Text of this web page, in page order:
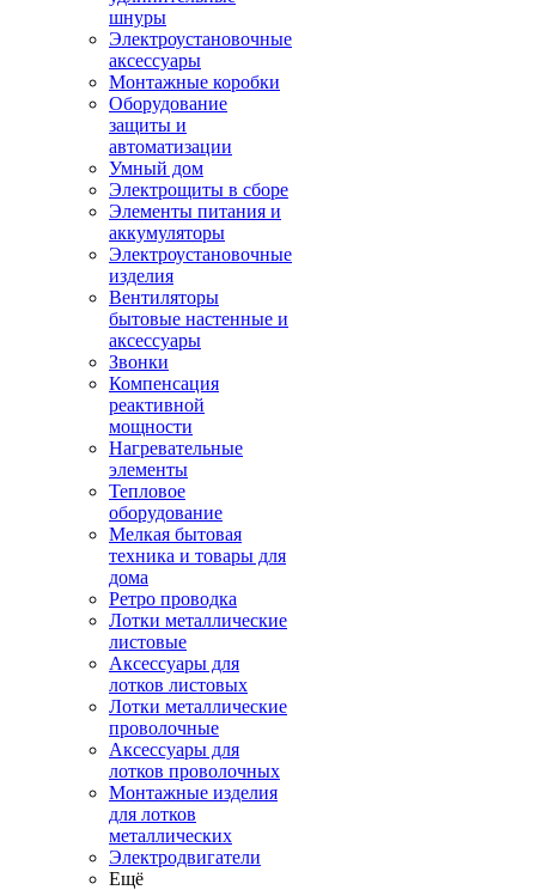
шнуры
Электроустановочные
аксессуары
Монтажные коробки
Оборудование
защиты и
автоматизации
Умный дом
Электрощиты в сборе
Элементы питания и
аккумуляторы
Электроустановочные
изделия
Вентиляторы
бытовые настенные и
аксессуары
Звонки
Компенсация
реактивной
мощности
Нагревательные
элементы
Тепловое
оборудование
Мелкая бытовая
техника и товары для
дома
Ретро проводка
Лотки металлические
листовые
Аксессуары для
лотков листовых
Лотки металлические
проволочные
Аксессуары для
лотков проволочных
Монтажные изделия
для лотков
металлических
Электродвигатели
Ещё